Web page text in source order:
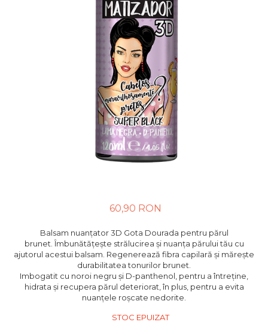
60,90 RON
Balsam nuanțator 3D Gota Dourada pentru părul
brunet. Îmbunătățește strălucirea și nuanța părului tău cu
ajutorul acestui balsam. Regenerează fibra capilară și mărește
durabilitatea tonurilor brunet.
Imbogatit cu noroi negru și D-panthenol, pentru a întreține,
hidrata și recupera părul deteriorat, în plus, pentru a evita
nuanțele roșcate nedorite.
STOC EPUIZAT